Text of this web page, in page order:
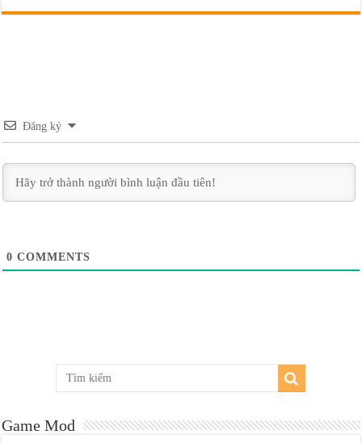
Đăng ký
0 COMMENTS
Game Mod